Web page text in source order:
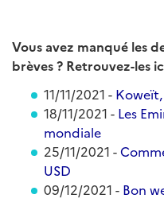
Vous avez manqué les
brèves ? Retrouvez-les
11/11/2021 -
18/11/2021 - Les
mondiale
25/11/2021 -
USD
09/12/2021 - Bon